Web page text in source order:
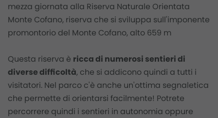
mezza giornata alla Riserva Naturale Orientata
Monte Cofano, riserva che si sviluppa sull'imponente
promontorio del Monte Cofano, alto 659 m
Questa riserva è ricca di numerosi sentieri di
diverse difficoltà, che si addicono quindi a tutti i
visitatori. Nel parco c'è anche un'ottima segnaletica
che permette di orientarsi facilmente! Potrete
percorrere quindi i sentieri in autonomia oppure